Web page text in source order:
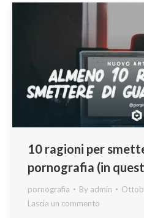
10 ragioni per
pornografia (in
pornografia By admin
Lascia un commento